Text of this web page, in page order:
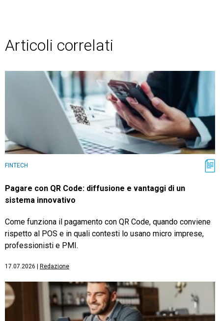
Articoli correlati
FINTECH
Pagare con QR Code: diffusione e vantaggi di un
sistema innovativo
Come funziona il pagamento con QR Code, quando conviene
rispetto al POS e in quali contesti lo usano micro imprese,
professionisti e PMI.
17.07.2026 | Redazione